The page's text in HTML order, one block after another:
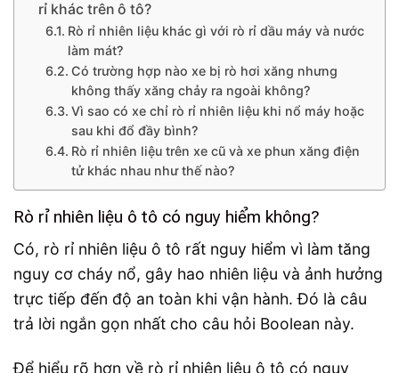
rỉ khác trên ô tô?
Rò rỉ nhiên liệu khác gì với rò rỉ dầu máy và nước
làm mát?
Có trường hợp nào xe bị rò hơi xăng nhưng
không thấy xăng chảy ra ngoài không?
Vì sao có xe chỉ rò rỉ nhiên liệu khi nổ máy hoặc
sau khi đổ đầy bình?
Rò rỉ nhiên liệu trên xe cũ và xe phun xăng điện
tử khác nhau như thế nào?
Rò rỉ nhiên liệu ô tô có nguy hiểm không?
Có, rò rỉ nhiên liệu ô tô rất nguy hiểm vì làm tăng
nguy cơ cháy nổ, gây hao nhiên liệu và ảnh hưởng
trực tiếp đến độ an toàn khi vận hành. Đó là câu
trả lời ngắn gọn nhất cho câu hỏi Boolean này.
Để hiểu rõ hơn về rò rỉ nhiên liệu ô tô có nguy